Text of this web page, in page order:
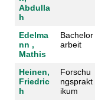
Abdulla
h
Edelma
nn ,
Mathis
Bachelor
arbeit
Heinen,
Friedric
h
Forschu
ngsprakt
ikum